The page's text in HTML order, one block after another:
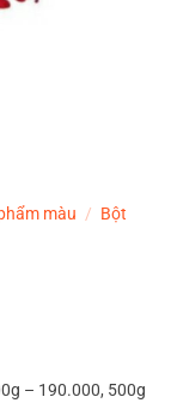
màu / Bột
– 190.000, 500g